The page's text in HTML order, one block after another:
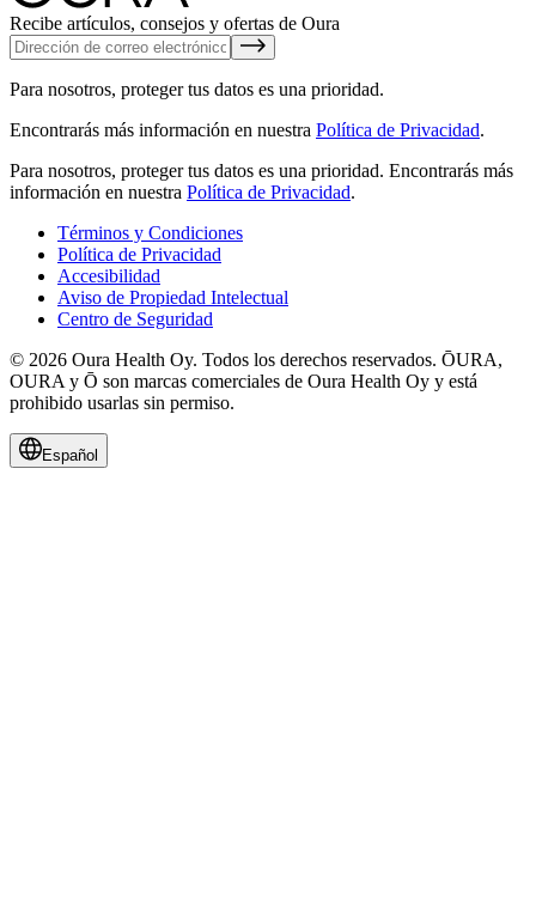
Recibe artículos, consejos y ofertas de Oura
Para nosotros, proteger tus datos es una prioridad.
Encontrarás más información en nuestra Política de Privacidad.
Para nosotros, proteger tus datos es una prioridad. Encontrarás más
información en nuestra Política de Privacidad.
Términos y Condiciones
Política de Privacidad
Accesibilidad
Aviso de Propiedad Intelectual
Centro de Seguridad
© 2026 Oura Health Oy. Todos los derechos reservados. ŌURA,
OURA y Ō son marcas comerciales de Oura Health Oy y está
prohibido usarlas sin permiso.
Español